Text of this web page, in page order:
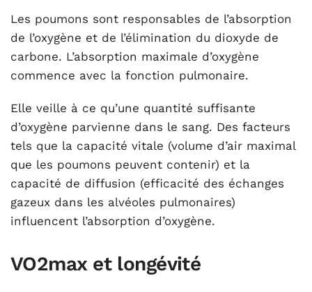
Les poumons sont responsables de l’absorption
de l’oxygène et de l’élimination du dioxyde de
carbone. L’absorption maximale d’oxygène
commence avec la fonction pulmonaire.
Elle veille à ce qu’une quantité suffisante
d’oxygène parvienne dans le sang. Des facteurs
tels que la capacité vitale (volume d’air maximal
que les poumons peuvent contenir) et la
capacité de diffusion (efficacité des échanges
gazeux dans les alvéoles pulmonaires)
influencent l’absorption d’oxygène.
VO2max et longévité